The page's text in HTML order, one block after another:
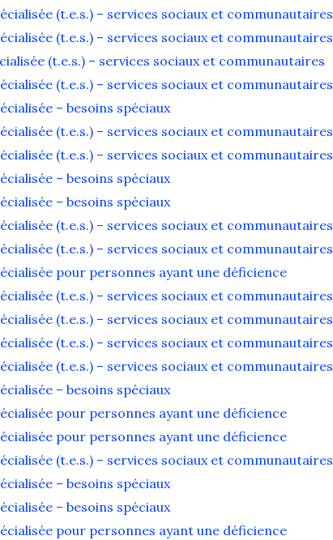
(t.e.s.) – services sociaux et communautaires
(t.e.s.) – services sociaux et communautaires
(t.e.s.) – services sociaux et communautaires
(t.e.s.) – services sociaux et communautaires
– besoins spéciaux
(t.e.s.) – services sociaux et communautaires
(t.e.s.) – services sociaux et communautaires
– besoins spéciaux
– besoins spéciaux
(t.e.s.) – services sociaux et communautaires
(t.e.s.) – services sociaux et communautaires
pour personnes ayant une déficience
(t.e.s.) – services sociaux et communautaires
(t.e.s.) – services sociaux et communautaires
(t.e.s.) – services sociaux et communautaires
(t.e.s.) – services sociaux et communautaires
– besoins spéciaux
pour personnes ayant une déficience
pour personnes ayant une déficience
(t.e.s.) – services sociaux et communautaires
– besoins spéciaux
– besoins spéciaux
pour personnes ayant une déficience